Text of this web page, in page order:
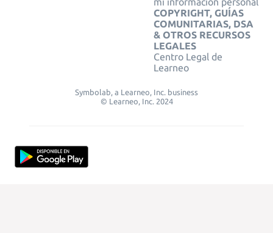
COPYRIGHT, GUÍAS
COMUNITARIAS, DSA
& OTROS RECURSOS
LEGALES
Centro Legal de
Learneo
Symbolab, a Learneo, Inc. business
© Learneo, Inc. 2024